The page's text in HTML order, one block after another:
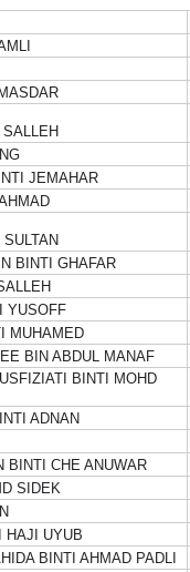
JEMAHAR
BINTI GHAFAR
YUSOFF
MUHAMED
BIN ABDUL MANAF
BINTI MOHD
ADNAN
BINTI CHE ANUWAR
SIDEK
HAJI UYUB
BINTI AHMAD PADLI